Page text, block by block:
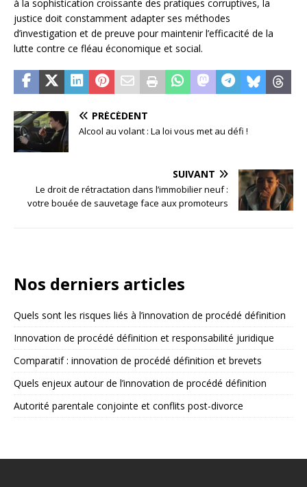
à la sophistication croissante des pratiques corruptives, la
justice doit constamment adapter ses méthodes
d’investigation et de preuve pour maintenir l’efficacité de la
lutte contre ce fléau économique et social.
PRÉCÉDENT
Alcool au volant : La loi vous met au défi !
SUIVANT
Le droit de rétractation dans l’immobilier neuf :
votre bouée de sauvetage face aux promoteurs
Nos derniers articles
Quels sont les risques liés à l’innovation de procédé définition
Innovation de procédé définition et responsabilité juridique
Comparatif : innovation de procédé définition et brevets
Quels enjeux autour de l’innovation de procédé définition
Autorité parentale conjointe et conflits post-divorce